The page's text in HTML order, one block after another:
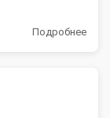
Подробнее